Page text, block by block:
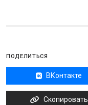
ПОДЕЛИТЬСЯ
ВКонтакте
Скопировать